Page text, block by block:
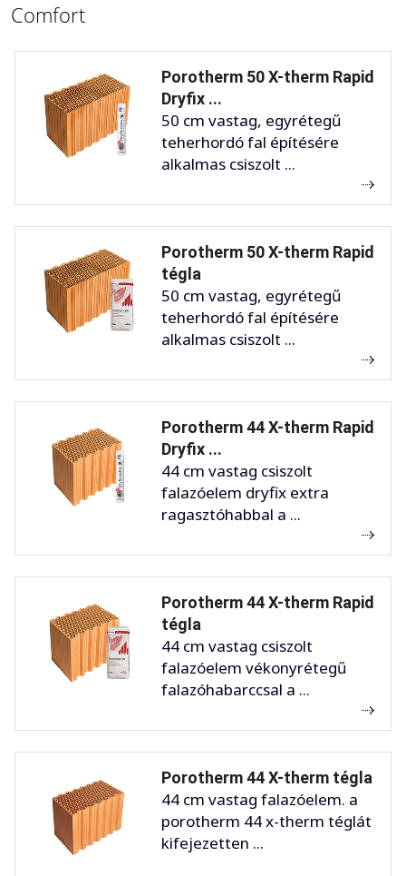
Comfort
Porotherm 50 X-therm Rapid
Dryfix ...
50 cm vastag, egyrétegű
teherhordó fal építésére
alkalmas csiszolt ...
Porotherm 50 X-therm Rapid
tégla
50 cm vastag, egyrétegű
teherhordó fal építésére
alkalmas csiszolt ...
Porotherm 44 X-therm Rapid
Dryfix ...
44 cm vastag csiszolt
falazóelem dryfix extra
ragasztóhabbal a ...
Porotherm 44 X-therm Rapid
tégla
44 cm vastag csiszolt
falazóelem vékonyrétegű
falazóhabarccsal a ...
Porotherm 44 X-therm tégla
44 cm vastag falazóelem. a
porotherm 44 x-therm téglát
kifejezetten ...